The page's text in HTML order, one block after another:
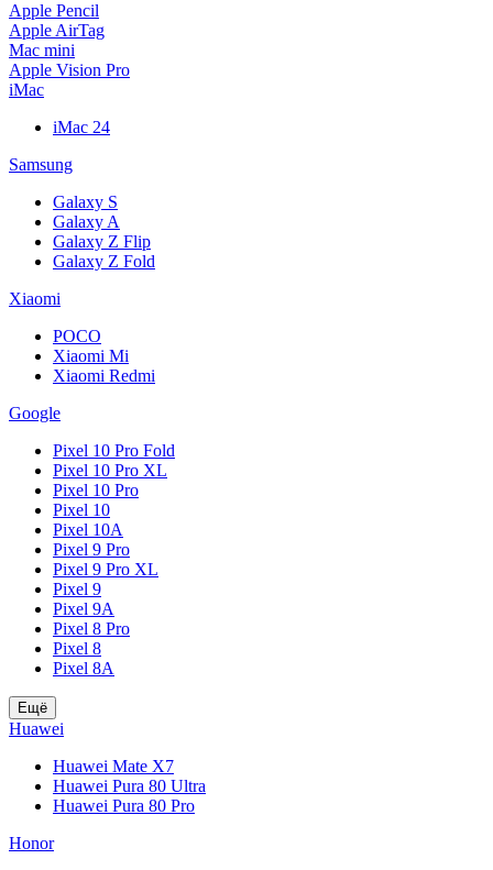
Apple Pencil
Apple AirTag
Mac mini
Apple Vision Pro
iMac
iMac 24
Samsung
Galaxy S
Galaxy A
Galaxy Z Flip
Galaxy Z Fold
Xiaomi
POCO
Xiaomi Mi
Xiaomi Redmi
Google
Pixel 10 Pro Fold
Pixel 10 Pro XL
Pixel 10 Pro
Pixel 10
Pixel 10A
Pixel 9 Pro
Pixel 9 Pro XL
Pixel 9
Pixel 9A
Pixel 8 Pro
Pixel 8
Pixel 8A
Ещё
Huawei
Huawei Mate X7
Huawei Pura 80 Ultra
Huawei Pura 80 Pro
Honor